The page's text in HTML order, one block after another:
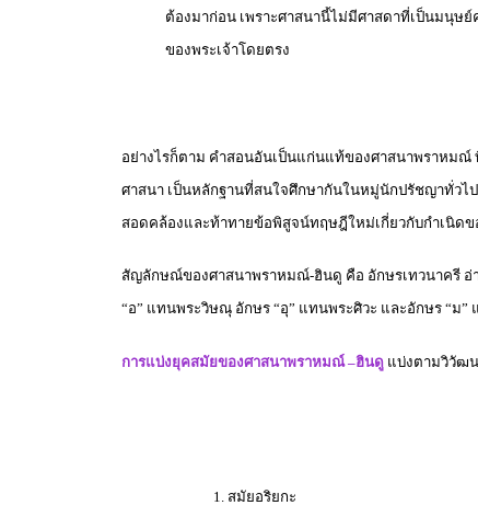
ต้องมาก่อน เพราะศาสนานี้ไม่มีศาสดาที่เป็นมนุษ
ของพระเจ้าโดยตรง
อย่างไรก็ตาม คำสอนอันเป็นแก่นแท้ของศาสนาพราหมณ์
ศาสนา เป็นหลักฐานที่สนใจศึกษากันในหมู่นักปรัชญาทั่วไ
สอดคล้องและท้าทายข้อพิสูจน์ทฤษฎีใหม่เกี่ยวกับกำเนิด
สัญลักษณ์ของศาสนาพราหมณ์-ฮินดู คือ อักษรเทวนาครี อ่
“อ” แทนพระวิษณุ อักษร “อุ” แทนพระศิวะ และอักษร “ม
การแบ่งยุคสมัยของศาสนาพราหมณ์ –ฮินดู แบ่งตามวิวัฒ
1. สมัยอริยกะ